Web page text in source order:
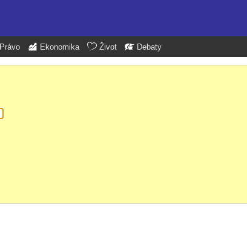
Právo Ekonomika Život Debaty